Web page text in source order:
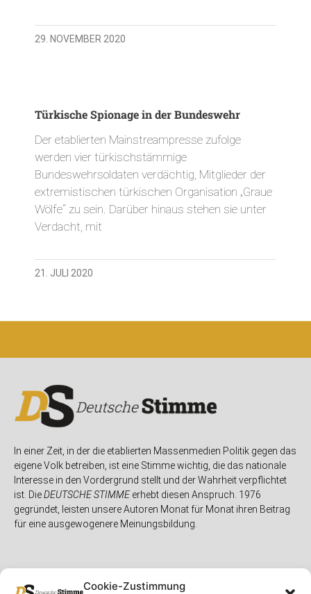
Cookie-Zustimmung
29. NOVEMBER 2020
Türkische Spionage in der Bundeswehr
Der etablierten Mainstreampresse zufolge
werden vier türkischstämmige
Bundeswehrsoldaten verdächtig, Mitglieder der
extremistischen türkischen Organisation „Graue
Wölfe“ zu sein. Darüber hinaus stehen sie unter
Verdacht, mit
21. JULI 2020
In einer Zeit, in der die etablierten Massenmedien Politik gegen das
eigene Volk betreiben, ist eine Stimme wichtig, die das nationale
Interesse in den Vordergrund stellt und der Wahrheit verpflichtet
ist. DieDEUTSCHE STIMMEerhebt diesen Anspruch. 1976
gegründet, leisten unsere Autoren Monat für Monat ihren Beitrag
für eine ausgewogenere Meinungsbildung.